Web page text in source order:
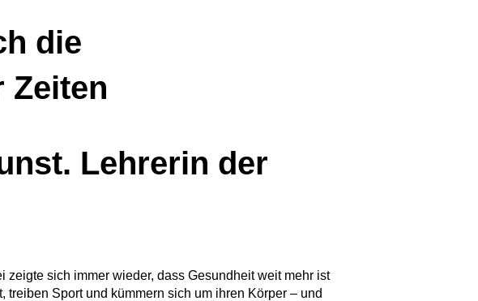
Lehrerin der
sich immer wieder, dass Gesundheit weit mehr ist
Sport und kümmern sich um ihren Körper – und
die
Zeiten